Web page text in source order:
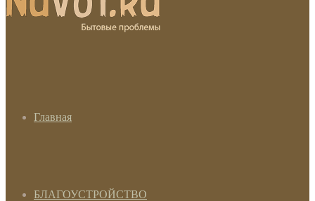
Главная
БЛАГОУСТРОЙСТВО